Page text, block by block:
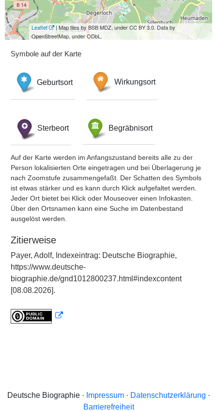
Leaflet
| Map tiles by BSB MDZ, under CC BY 3.0. Data by
OpenStreetMap, under ODbL.
Symbole auf der Karte
Geburtsort Wirkungsort
Sterbeort Begräbnisort
Auf der Karte werden im Anfangszustand bereits alle zu der
Person lokalisierten Orte eingetragen und bei Überlagerung je
nach Zoomstufe zusammengefaßt. Der Schatten des Symbols
ist etwas stärker und es kann durch Klick aufgefaltet werden.
Jeder Ort bietet bei Klick oder Mouseover einen Infokasten.
Über den Ortsnamen kann eine Suche im Datenbestand
ausgelöst werden.
Zitierweise
Payer, Adolf, Indexeintrag: Deutsche Biographie,
https://www.deutsche-
biographie.de/gnd1012800237.html#indexcontent
[08.08.2026].
Deutsche Biographie · Impressum· Datenschutzerklärung ·
Barrierefreiheit